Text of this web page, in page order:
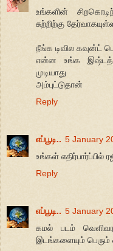
உங்களின்
சுற்றிற்கு
நீங்க டிவில கவுன்ட்
என்ன உங்க
முடியாது
அம்புட்டுதான்
Reply
எப்பூடி.. 5 January
உங்கள் எதிர்பார்ப்பில்
Reply
எப்பூடி.. 5 January
கமல் படம்
இடங்களையும் பெரும்